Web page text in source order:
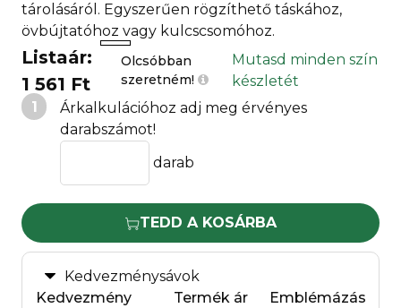
tárolásáról. Egyszerűen rögzíthető táskához,
övbújtatóhoz vagy kulcscsomóhoz.
Listaár:
1 561 Ft
Olcsóbban
szeretném!
Mutasd minden szín
készletét
1
Árkalkulációhoz adj meg érvényes
darabszámot!
darab
TEDD A KOSÁRBA
Kedvezménysávok
Kedvezmény
Termék ár
Emblémázás